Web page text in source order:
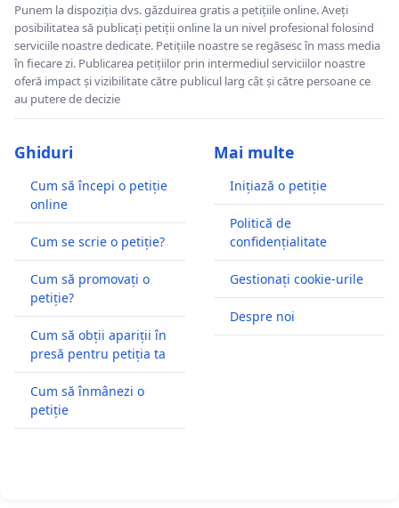
Punem la dispoziția dvs. găzduirea gratis a petițiile online. Aveți
posibilitatea să publicați petiții online la un nivel profesional folosind
serviciile noastre dedicate. Petițiile noastre se regăsesc în mass media
în fiecare zi. Publicarea petițiilor prin intermediul serviciilor noastre
oferă impact și vizibilitate către publicul larg cât și către persoane ce
au putere de decizie
Ghiduri
Cum să începi o petiție
online
Cum se scrie o petiție?
Cum să promovați o
petiție?
Cum să obții apariții în
presă pentru petiția ta
Cum să înmânezi o
petiție
Mai multe
Inițiază o petiție
Politică de
confidențialitate
Gestionați cookie-urile
Despre noi